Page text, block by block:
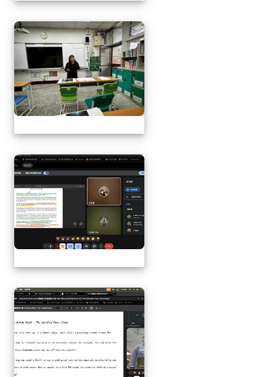
1141217萬榮鄉英語文
1141217萬榮鄉英語文
1141217萬榮鄉英語文